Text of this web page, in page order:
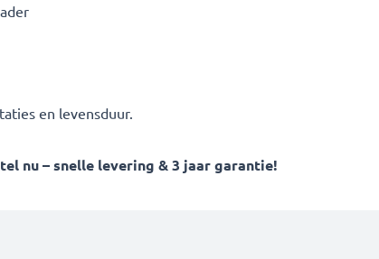
en levensduur.
nu – snelle levering & 3 jaar garantie!